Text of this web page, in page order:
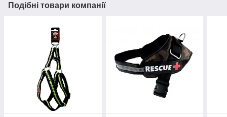
Подібні товари компанії